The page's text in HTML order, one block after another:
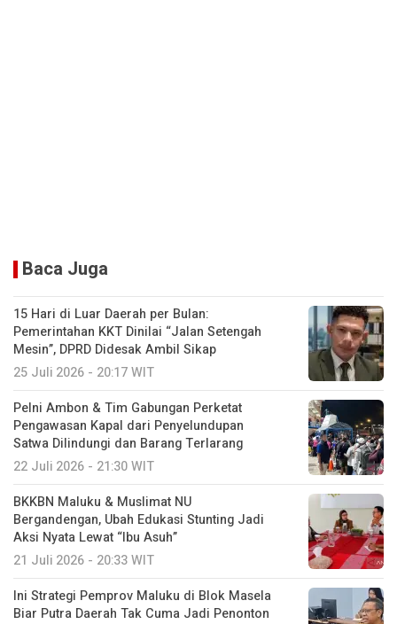
Baca Juga
15 Hari di Luar Daerah per Bulan:
Pemerintahan KKT Dinilai “Jalan Setengah
Mesin”, DPRD Didesak Ambil Sikap
25 Juli 2026 - 20:17 WIT
Pelni Ambon & Tim Gabungan Perketat
Pengawasan Kapal dari Penyelundupan
Satwa Dilindungi dan Barang Terlarang
22 Juli 2026 - 21:30 WIT
BKKBN Maluku & Muslimat NU
Bergandengan, Ubah Edukasi Stunting Jadi
Aksi Nyata Lewat “Ibu Asuh”
21 Juli 2026 - 20:33 WIT
Ini Strategi Pemprov Maluku di Blok Masela
Biar Putra Daerah Tak Cuma Jadi Penonton